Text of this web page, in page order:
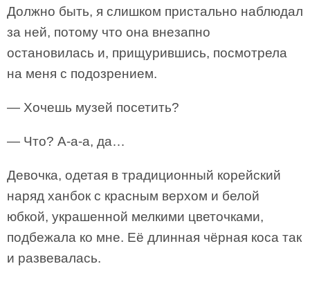
Должно быть, я слишком пристально наблюдал
за ней, потому что она внезапно
остановилась и, прищурившись, посмотрела
на меня с подозрением.
— Хочешь музей посетить?
— Что? А-а-а, да…
Девочка, одетая в традиционный корейский
наряд ханбок с красным верхом и белой
юбкой, украшенной мелкими цветочками,
подбежала ко мне. Её длинная чёрная коса так
и развевалась.